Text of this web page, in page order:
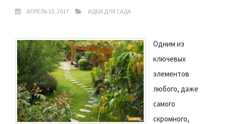
АПРЕЛЬ 13, 2017 ИДЕИ ДЛЯ САДА
Одним из
ключевых
элементов
любого, даже
самого
скромного,